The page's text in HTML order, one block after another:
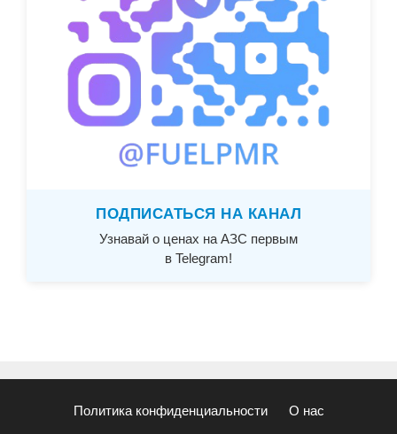
ПОДПИСАТЬСЯ НА КАНАЛ
Узнавай о ценах на АЗС первым
в Telegram!
Политика конфиденциальности О нас